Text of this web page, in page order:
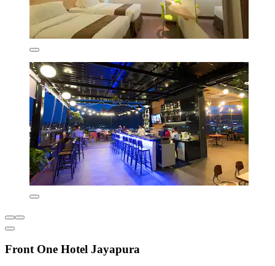
Front One Hotel Jayapura